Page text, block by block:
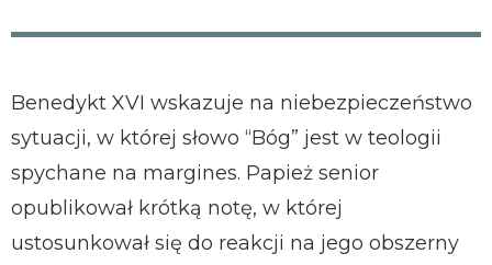
Benedykt XVI wskazuje na niebezpieczeństwo
sytuacji, w której słowo “Bóg” jest w teologii
spychane na margines. Papież senior
opublikował krótką notę, w której
ustosunkował się do reakcji na jego obszerny